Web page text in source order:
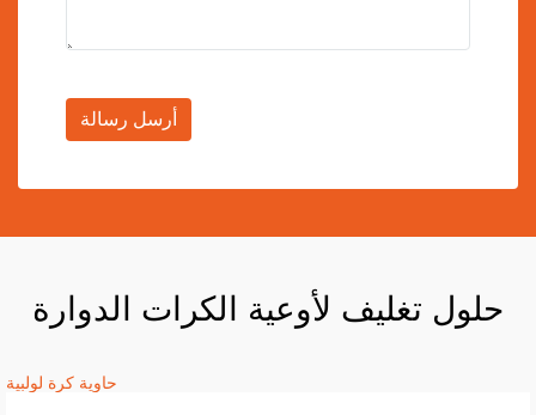
أرسل رسالة
حلول تغليف لأوعية الكرات الدوارة
حاوية كرة لولبية